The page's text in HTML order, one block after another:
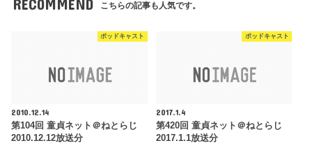
RECOMMEND こちらの記事も人気です。
ポッドキャスト
2010.12.14
第104回 童貞ネット＠ねとらじ
2010.12.12放送分
ポッドキャスト
2017.1.4
第420回 童貞ネット＠ねとらじ
2017.1.1放送分